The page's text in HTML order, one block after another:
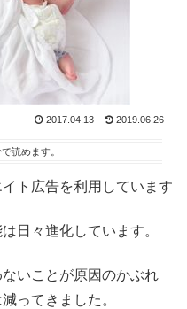
2017.04.13 2019.06.26
で読めます。
ト広告を利用しています
日々進化しています。
いことが原因のかぶれ
ってきました。